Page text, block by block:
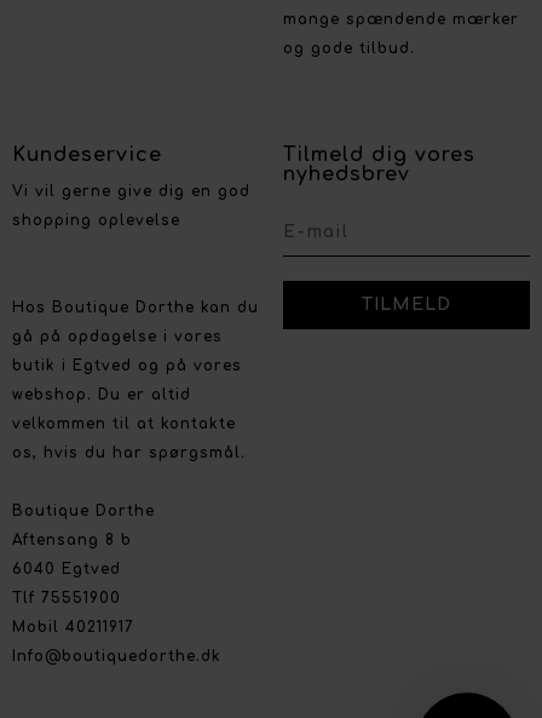
mange spændende mærker
og gode tilbud.
Kundeservice
Vi vil gerne give dig en god
shopping oplevelse
Hos Boutique Dorthe kan du
gå på opdagelse i vores
butik i Egtved og på vores
webshop. Du er altid
velkommen til at kontakte
os, hvis du har spørgsmål.
Boutique Dorthe
Aftensang 8 b
6040 Egtved
Tlf 75551900
Mobil 40211917
Info@boutiquedorthe.dk
Tilmeld dig vores
nyhedsbrev